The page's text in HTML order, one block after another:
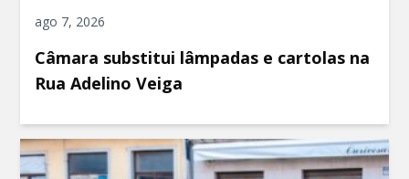
ago 7, 2026
Câmara substitui lâmpadas e cartolas na
Rua Adelino Veiga